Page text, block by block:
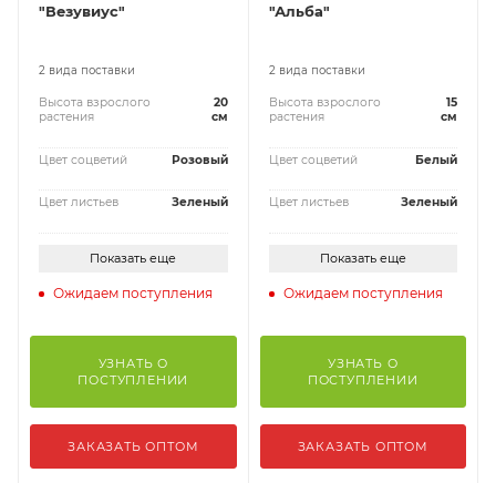
"Везувиус"
2 вида поставки
Высота взрослого
растения
20
см
Цвет соцветий Розовый
Цвет листьев Зеленый
Показать еще
Ожидаем поступления
УЗНАТЬ О
ПОСТУПЛЕНИИ
ЗАКАЗАТЬ ОПТОМ
"Альба"
2 вида поставки
Высота взрослого
растения
15
см
Цвет соцветий Белый
Цвет листьев Зеленый
Показать еще
Ожидаем поступления
УЗНАТЬ О
ПОСТУПЛЕНИИ
ЗАКАЗАТЬ ОПТОМ